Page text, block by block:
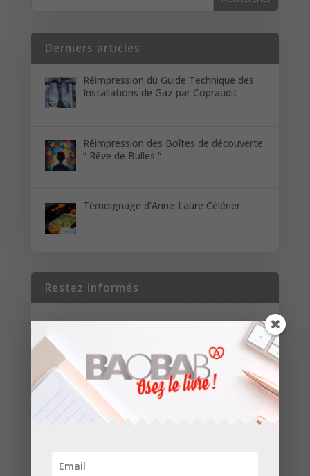
Derniers articles
Réimpression du Guide Technique des
Installations de Gaz par Copraudit
Réimpression des Boîtes de découverte
” Rêve de Bulles “
Témoignage d’Anne-Laure Célérier
Restez informés
Inscrivez-vous pour recevoir les dernières